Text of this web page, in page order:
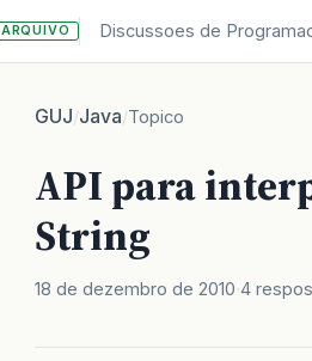
ARQUIVO Discussoes de
GUJ/Java/Topico
API para
String
18 de dezembro de 2010 4